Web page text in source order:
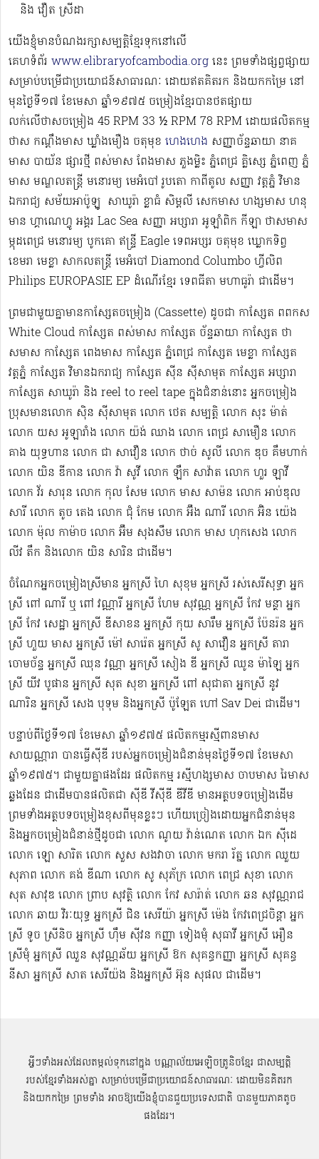
និង វឿត ស្រីដា
យើងខ្ញុំមានបំណងរក្សាសម្បត្តិខ្មែរទុកនៅលើ
គេហទំព័រ www.elibraryofcambodia.org នេះ ព្រមទាំងផ្សព្វផ្សាយ
សម្រាប់បម្រើជាប្រយោជន៍សាធារណៈ ដោយឥតគិតរក និងយកកម្រៃ នៅ
មុនថ្ងៃទី១៧ ខែមេសា ឆ្នាំ១៩៧៥ ចម្រៀងខ្មែរបានថតផ្សាយ
លក់លើថាសចម្រៀង 45 RPM 33 ½ RPM 78 RPM​ ដោយផលិតកម្ម
ថាស កណ្ដឹងមាស ឃ្លាំងមឿង ចតុមុខ ហេងហេង សញ្ញាច័ន្ទឆាយា នាគ
មាស បាយ័ន ផ្សារថ្មី ពស់មាស ពែងមាស ភួងម្លិះ ភ្នំពេជ្រ គ្លិស្សេ ភ្នំពេញ ភ្នំ
មាស មណ្ឌលតន្រ្តី មនោរម្យ មេអំបៅ រូបតោ កាពីតូល សញ្ញា វត្តភ្នំ វិមាន
ឯករាជ្យ សម័យអាប៉ូឡូ ​​​ សាឃូរ៉ា ខ្លាធំ សិម្ពលី សេកមាស ហង្សមាស ហនុ
មាន ហ្គាណេហ្វូ​ អង្គរ Lac Sea សញ្ញា អប្សារា អូឡាំពិក កីឡា ថាសមាស
ម្កុដពេជ្រ មនោរម្យ បូកគោ ឥន្ទ្រី Eagle ទេពអប្សរ ចតុមុខ ឃ្លោកទិព្វ
ខេមរា មេខ្លា សាកលតន្ត្រី មេអំបៅ Diamond Columbo ហ្វីលិព
Philips EUROPASIE EP ដំណើរខ្មែរ​ ទេពធីតា មហាធូរ៉ា ជាដើម​។
ព្រមជាមួយគ្នាមានកាសែ្សតចម្រៀង (Cassette) ដូចជា កាស្សែត ពពកស
White Cloud កាស្សែត ពស់មាស កាស្សែត ច័ន្ទឆាយា កាស្សែត ថា
សមាស កាស្សែត ពេងមាស កាស្សែត ភ្នំពេជ្រ កាស្សែត មេខ្លា កាស្សែត
វត្តភ្នំ កាស្សែត វិមានឯករាជ្យ កាស្សែត ស៊ីន ស៊ីសាមុត កាស្សែត អប្សារា
កាស្សែត សាឃូរ៉ា និង reel to reel tape ក្នុងជំនាន់នោះ អ្នកចម្រៀង
ប្រុសមាន​លោក ស៊ិន ស៊ីសាមុត លោក ​ថេត សម្បត្តិ លោក សុះ ម៉ាត់
លោក យស អូឡារាំង លោក យ៉ង់ ឈាង លោក ពេជ្រ សាមឿន លោក
គាង យុទ្ធហាន លោក ជា សាវឿន លោក ថាច់ សូលី លោក ឌុច គឹមហាក់
លោក យិន ឌីកាន លោក វ៉ា សូវី លោក ឡឹក សាវ៉ាត លោក ហួរ ឡាវី
លោក វ័រ សារុន​ លោក កុល សែម លោក មាស សាម៉ន លោក អាប់ឌុល
សារី លោក តូច តេង លោក ជុំ កែម លោក អ៊ឹង ណារី លោក អ៊ិន យ៉េង​​
លោក ម៉ុល កាម៉ាច លោក អ៊ឹម សុងសឺម ​លោក មាស ហុក​សេង លោក​ ​​
លីវ តឹក និងលោក យិន សារិន ជាដើម។
ចំណែកអ្នកចម្រៀងស្រីមាន អ្នកស្រី ហៃ សុខុម​ អ្នកស្រី រស់សេរី​សុទ្ធា អ្នក
ស្រី ពៅ ណារី ឬ ពៅ វណ្ណារី អ្នកស្រី ហែម សុវណ្ណ អ្នកស្រី កែវ មន្ថា អ្នក
ស្រី កែវ សេដ្ឋា អ្នកស្រី ឌី​សាខន អ្នកស្រី កុយ សារឹម អ្នកស្រី ប៉ែនរ៉ន អ្នក
ស្រី ហួយ មាស អ្នកស្រី ម៉ៅ សារ៉េត ​អ្នកស្រី សូ សាវឿន អ្នកស្រី តារា
ចោម​ច័ន្ទ អ្នកស្រី ឈុន វណ្ណា អ្នកស្រី សៀង ឌី អ្នកស្រី ឈូន ម៉ាឡៃ អ្នក
ស្រី យីវ​ បូផាន​ អ្នកស្រី​ សុត សុខា អ្នកស្រី ពៅ សុជាតា អ្នកស្រី នូវ
ណារិន អ្នកស្រី សេង បុទុម និងអ្នកស្រី ប៉ូឡែត ហៅ Sav Dei ជាដើម។
បន្ទាប់​ពីថ្ងៃទី១៧ ខែមេសា ឆ្នាំ១៩៧៥​ ផលិតកម្មរស្មីពានមាស
សាយណ្ណារា បានធ្វើស៊ីឌី ​របស់អ្នកចម្រៀងជំនាន់មុនថ្ងៃទី១៧ ខែមេសា
ឆ្នាំ១៩៧៥។ ជាមួយគ្នាផងដែរ ផលិតកម្ម រស្មីហង្សមាស ចាបមាស រៃមាស​
ឆ្លងដែន ជាដើមបានផលិតជា ស៊ីឌី វីស៊ីឌី ឌីវីឌី មានអត្ថបទចម្រៀងដើម
ព្រមទាំងអត្ថបទចម្រៀងខុសពីមុន​ខ្លះៗ ហើយច្រៀងដោយអ្នកជំនាន់មុន
និងអ្នកចម្រៀងជំនាន់​ថ្មីដូចជា លោក ណូយ វ៉ាន់ណេត លោក ឯក ស៊ីដេ​​
លោក ឡោ សារិត លោក​​ សួស សងវាចា​ លោក មករា រ័ត្ន លោក ឈួយ
សុភាព លោក គង់ ឌីណា លោក សូ សុភ័ក្រ លោក ពេជ្រ សុខា លោក
សុត​ សាវុឌ លោក ព្រាប សុវត្ថិ លោក កែវ សារ៉ាត់ លោក ឆន សុវណ្ណរាជ
លោក ឆាយ វិរៈយុទ្ធ អ្នកស្រី ជិន សេរីយ៉ា អ្នកស្រី ម៉េង កែវពេជ្រចិន្តា អ្នក
ស្រី ទូច ស្រីនិច អ្នកស្រី ហ៊ឹម ស៊ីវន កញ្ញា​ ទៀងមុំ សុធាវី​​​ អ្នកស្រី អឿន
ស្រីមុំ អ្នកស្រី ឈួន សុវណ្ណឆ័យ អ្នកស្រី ឱក សុគន្ធកញ្ញា អ្នកស្រី សុគន្ធ
នីសា អ្នកស្រី សាត សេរីយ៉ង​ និងអ្នកស្រី​ អ៊ុន សុផល ជាដើម។
អ្វីៗទាំងអស់ដែលតម្កល់ទុកនៅក្នុង បណ្ណាល័យអេឡិចត្រូនិចខ្មែរ ជាសម្បតិ្ត
របស់ខ្មែរទាំងអស់គ្នា សម្រាប់បម្រើជាប្រយោជន៍សាធារណៈ ដោយមិនគិតរក
និងយកកម្រៃ ព្រមទាំង អាចឱ្យយើងខ្ញុំបានជួយប្រទេសជាតិ បានមួយភាគតូច
ផងដែរ។